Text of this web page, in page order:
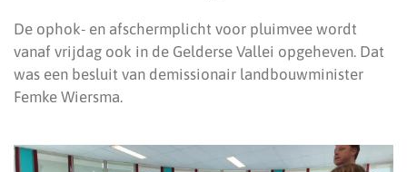
De ophok- en afschermplicht voor pluimvee wordt
vanaf vrijdag ook in de Gelderse Vallei opgeheven. Dat
was een besluit van demissionair landbouwminister
Femke Wiersma.